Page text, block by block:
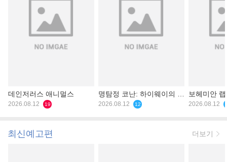
데인저러스 애니멀스
2026.08.12 19
명탐정 코난: 하이웨이의 타
천사
2026.08.12 12
보헤미안
2026.08.12
최신예고편 더보기